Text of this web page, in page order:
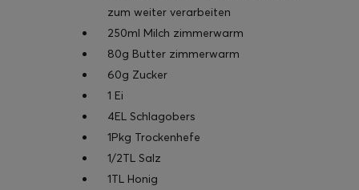
zum weiter verarbeiten
250ml Milch zimmerwarm
80g Butter zimmerwarm
60g Zucker
1 Ei
4EL Schlagobers
1Pkg Trockenhefe
1/2TL Salz
1TL Honig